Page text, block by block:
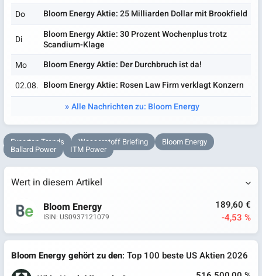
Do
Bloom Energy Aktie: 25 Milliarden Dollar mit Brookfield
Di
Bloom Energy Aktie: 30 Prozent Wochenplus trotz
Scandium-Klage
Mo
Bloom Energy Aktie: Der Durchbruch ist da!
02.08. Bloom Energy Aktie: Rosen Law Firm verklagt Konzern
Alle Nachrichten zu: Bloom Energy
Experten Trends Wasserstoff Briefing Bloom Energy
Ballard Power ITM Power
Wert in diesem Artikel
Bloom Energy
ISIN: US0937121079
189,60 €
-4,53 %
Bloom Energy gehört zu den: Top 100 beste US Aktien 2026